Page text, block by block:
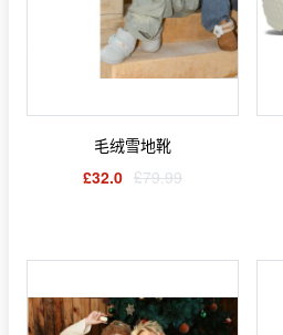
毛绒雪地靴
£32.0 £79.99